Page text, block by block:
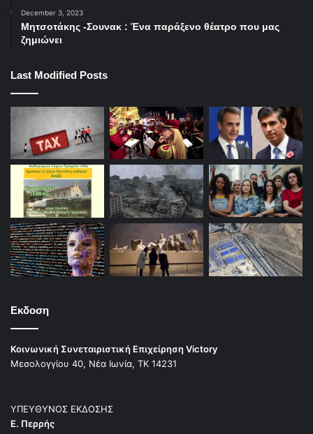
December 3, 2023
Μητσοτάκης -Σουνακ : Ένα παράξενο θέατρο που μας
ζημιώνει
Last Modified Posts
Εκδοση
Κοινωνική Συνεταιριστική Επιχείρηση Victory
Μεσολογγίου 40, Νέα Ιωνία, ΤΚ 14231
ΥΠΕΥΘΥΝΟΣ ΕΚΔΟΣΗΣ
Ε. Περρής